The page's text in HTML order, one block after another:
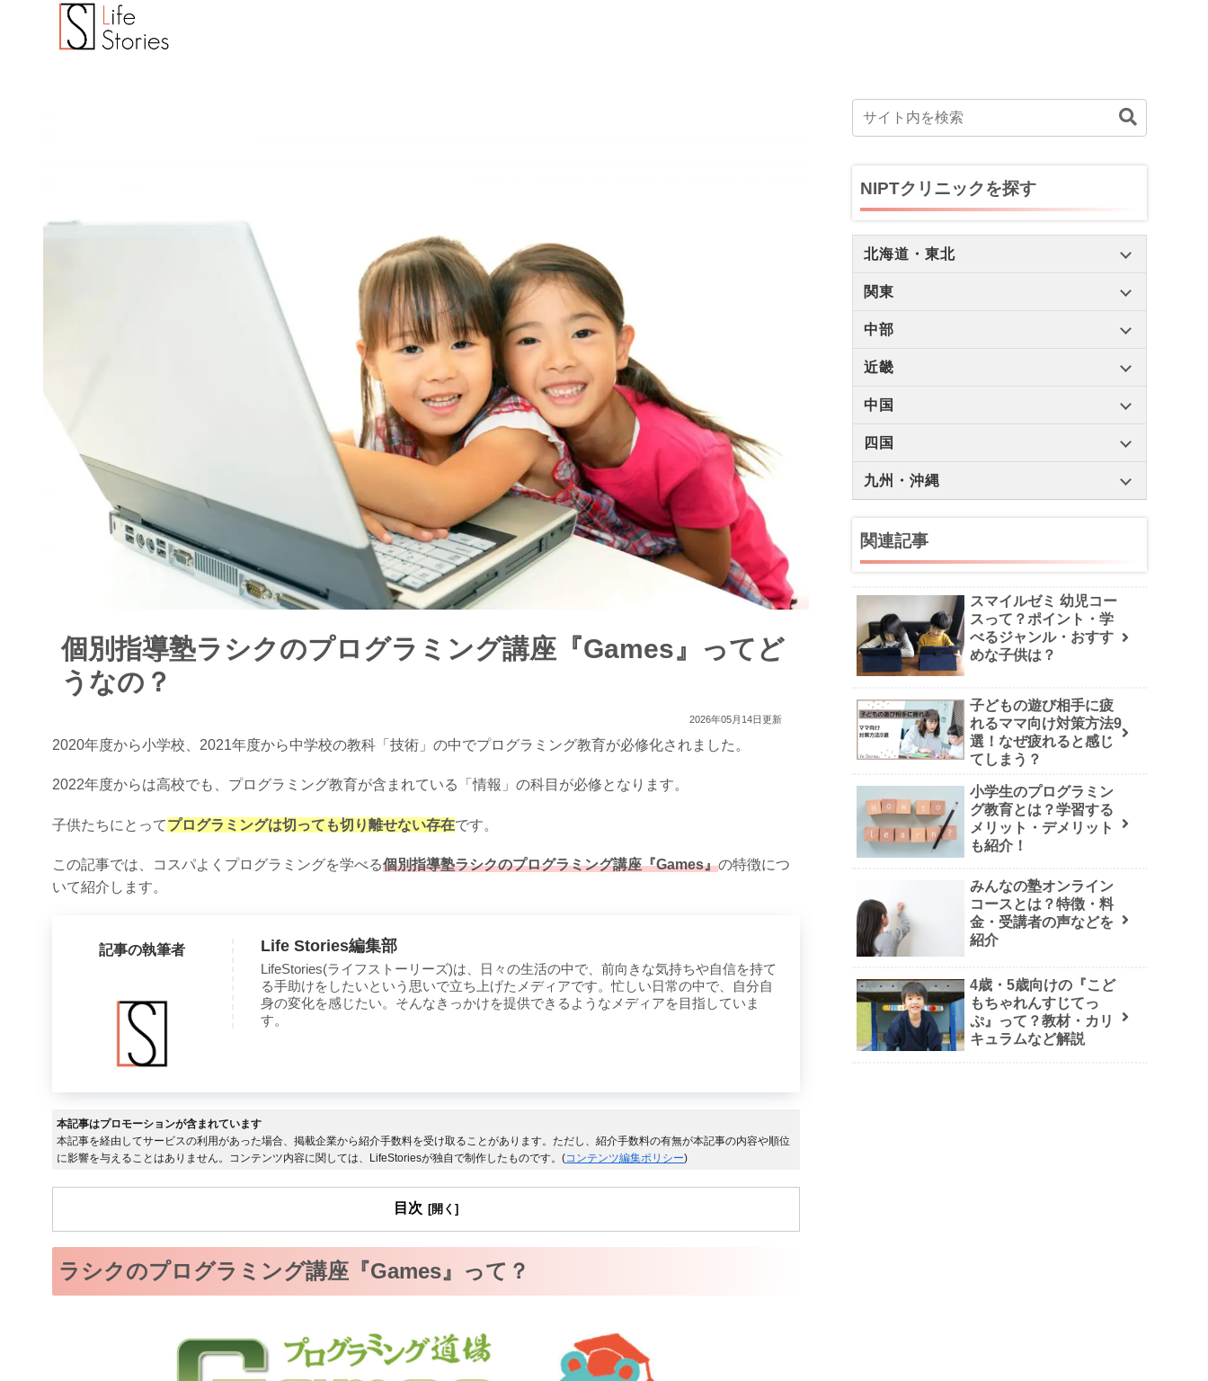
個別指導塾ラシクのプログラミング講座『Games』ってど
うなの？
2026年05月14日更新
2020年度から小学校、2021年度から中学校の教科「技術」の中でプログラミング教育が必修化されました。
2022年度からは高校でも、プログラミング教育が含まれている「情報」の科目が必修となります。
子供たちにとってプログラミングは切っても切り離せない存在です。
この記事では、コスパよくプログラミングを学べる個別指導塾ラシクのプログラミング講座『Games』の特徴につ
いて紹介します。
記事の執筆者 Life Stories編集部
LifeStories(ライフストーリーズ)は、日々の生活の中で、前向きな気持ちや自信を持て
る手助けをしたいという思いで立ち上げたメディアです。忙しい日常の中で、自分自
身の変化を感じたい。そんなきっかけを提供できるようなメディアを目指していま
す。
本記事はプロモーションが含まれています
本記事を経由してサービスの利用があった場合、掲載企業から紹介手数料を受け取ることがあります。ただし、紹介手数料の有無が本記事の内容や順位
に影響を与えることはありません。コンテンツ内容に関しては、LifeStoriesが独自で制作したものです。(コンテンツ編集ポリシー)
目次
ラシクのプログラミング講座『Games』って？
NIPTクリニックを探す
北海道・東北
関東
中部
近畿
中国
四国
九州・沖縄
関連記事
スマイルゼミ 幼児コー
スって？ポイント・学
べるジャンル・おすす
めな子供は？
子どもの遊び相手に疲
れるママ向け対策方法9
選！なぜ疲れると感じ
てしまう？
小学生のプログラミン
グ教育とは？学習する
メリット・デメリット
も紹介！
みんなの塾オンライン
コースとは？特徴・料
金・受講者の声などを
紹介
4歳・5歳向けの『こど
もちゃれんすじてっ
ぷ』って？教材・カリ
キュラムなど解説